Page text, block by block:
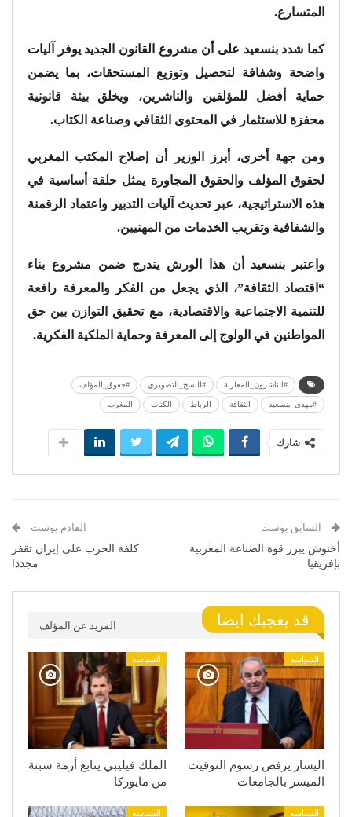
المتسارع.
كما شدد بنسعيد على أن مشروع القانون الجديد يوفر آليات
واضحة وشفافة لتحصيل وتوزيع المستحقات، بما يضمن
حماية أفضل للمؤلفين والناشرين، ويخلق بيئة قانونية
محفزة للاستثمار في المحتوى الثقافي وصناعة الكتاب.
ومن جهة أخرى، أبرز الوزير أن إصلاح المكتب المغربي
لحقوق المؤلف والحقوق المجاورة يمثل حلقة أساسية في
هذه الاستراتيجية، عبر تحديث آليات التدبير واعتماد الرقمنة
والشفافية وتقريب الخدمات من المهنيين.
واعتبر بنسعيد أن هذا الورش يندرج ضمن مشروع بناء
“اقتصاد الثقافة”، الذي يجعل من الفكر والمعرفة رافعة
للتنمية الاجتماعية والاقتصادية، مع تحقيق التوازن بين حق
المواطنين في الولوج إلى المعرفة وحماية الملكية الفكرية.
#الناشرون_المغاربة #النسخ_التصويري #حقوق_المؤلف
#مهدي_بنسعيد الثقافة الرباط الكتاب المغرب
شارك
السابق بوست
أخنوش يبرز قوة الصناعة المغربية
بإفريقيا
القادم بوست
كلفة الحرب على إيران تقفز
مجددا
قد يعجبك ايضا المزيد عن المؤلف
السياسة
اليسار يرفض رسوم التوقيت
الميسر بالجامعات
السياسة
الملك فيليبي يتابع أزمة سبتة
من مايوركا
السياسة السياسة